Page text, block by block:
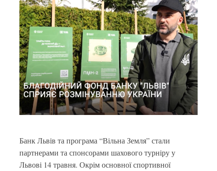
Банк Львів та програма “Вільна Земля” стали
партнерами та спонсорами шахового турніру у
Львові 14 травня. Окрім основної спортивної